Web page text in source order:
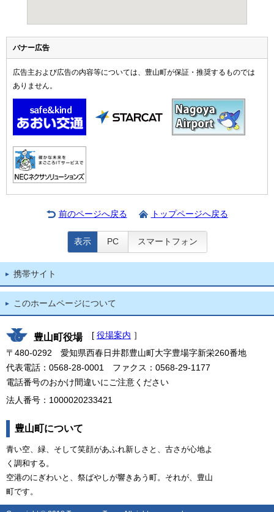
バナー広告
広告主および広告の内容等については、豊山町が保証・推奨するものでは
ありません。
前のページへ戻る トップページへ戻る
表示 PC スマートフォン
携帯サイト
このホームページについて
豊山町役場 [ 役場案内 ］
〒480-0292 愛知県西春日井郡豊山町大字豊場字新栄260番地
代表電話：0568-28-0001 ファクス：0568-29-1177
電話番号のおかけ間違いにご注意ください
法人番号：1000020233421
豊山町について
青い空、緑、そして笑顔があふれ新しさと、古さが心地よ
く調和する。
空港のにぎわいと、祭ばやしが響きあう町。それが、豊山
町です。